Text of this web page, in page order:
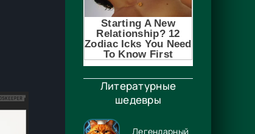
Литературные
шедевры
Легендарный